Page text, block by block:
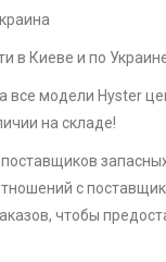
в Киеве и по
все модели Hyster
на складе!
с
чтобы